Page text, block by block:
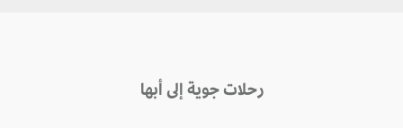
رحلات جوية إلى أبها